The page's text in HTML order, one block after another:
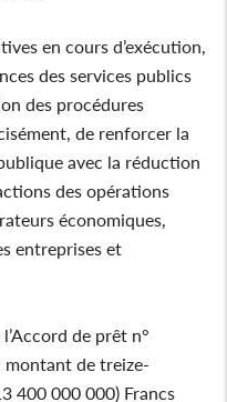
en cours d’exécution,
des services publics
des procédures
de renforcer la
avec la réduction
des opérations
économiques,
entreprises et
de prêt n°
montant de treize-
400 000 000) Francs